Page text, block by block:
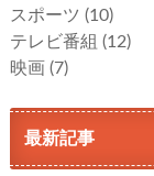
スポーツ (10)
テレビ番組 (12)
映画 (7)
最新記事